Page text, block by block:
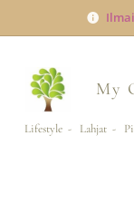
My
Lifestyle - Lahjat -